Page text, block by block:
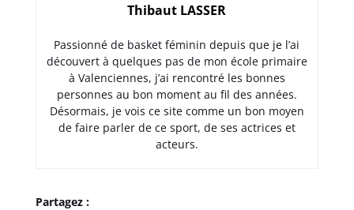
Thibaut LASSER
Passionné de basket féminin depuis que je l’ai
découvert à quelques pas de mon école primaire
à Valenciennes, j’ai rencontré les bonnes
personnes au bon moment au fil des années.
Désormais, je vois ce site comme un bon moyen
de faire parler de ce sport, de ses actrices et
acteurs.
Partagez :